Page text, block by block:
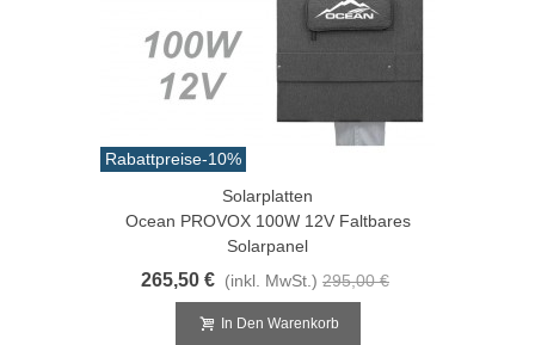
Rabattpreise-10%
Solarplatten
Ocean PROVOX 100W 12V Faltbares
Solarpanel
265,50 € (inkl. MwSt.) 295,00 €
In Den Warenkorb